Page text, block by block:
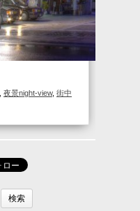
夜景night-view, 街中